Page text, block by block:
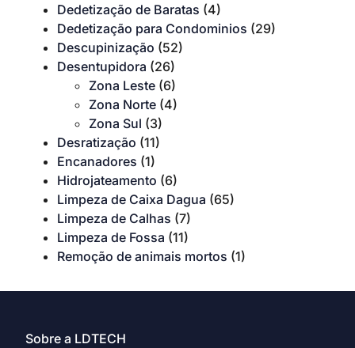
Dedetização de Baratas (4)
Dedetização para Condominios (29)
Descupinização (52)
Desentupidora (26)
Zona Leste (6)
Zona Norte (4)
Zona Sul (3)
Desratização (11)
Encanadores (1)
Hidrojateamento (6)
Limpeza de Caixa Dagua (65)
Limpeza de Calhas (7)
Limpeza de Fossa (11)
Remoção de animais mortos (1)
Sobre a LDTECH